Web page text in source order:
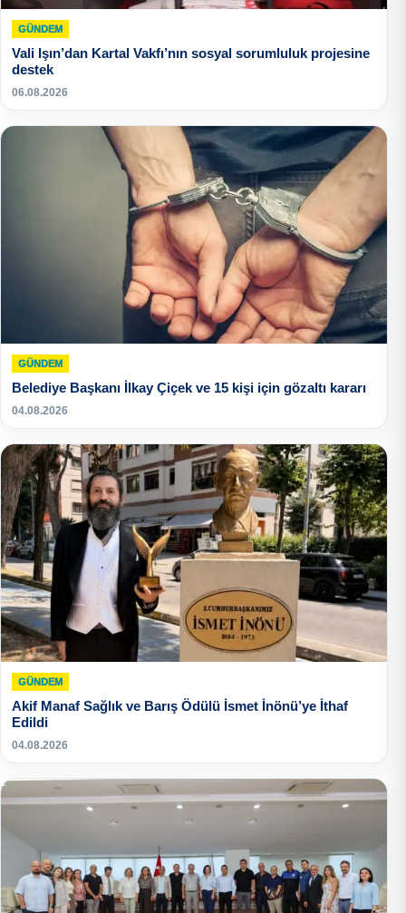
GÜNDEM
Vali Işın’dan Kartal Vakfı’nın sosyal sorumluluk projesine
destek
06.08.2026
GÜNDEM
Belediye Başkanı İlkay Çiçek ve 15 kişi için gözaltı kararı
04.08.2026
GÜNDEM
Akif Manaf Sağlık ve Barış Ödülü İsmet İnönü’ye İthaf
Edildi
04.08.2026